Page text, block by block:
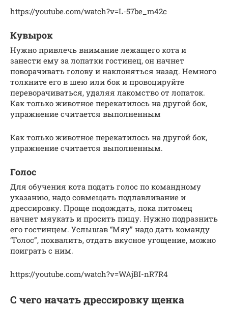
https://youtube.com/watch?v=L-57be_m42c
Кувырок
Нужно привлечь внимание лежащего кота и
занести ему за лопатки гостинец, он начнет
поворачивать голову и наклоняться назад. Немного
толкните его в шею или бок и провоцируйте
переворачиваться, удаляя лакомство от лопаток.
Как только животное перекатилось на другой бок,
упражнение считается выполненным
Как только животное перекатилось на другой бок,
упражнение считается выполненным.
Голос
Для обучения кота подать голос по командному
указанию, надо совмещать подлавливание и
дрессировку. Проще подождать, пока питомец
начнет мяукать и просить пищу. Нужно подразнить
его гостинцем. Услышав “Мяу” надо дать команду
“Голос”, похвалить, отдать вкусное угощение, можно
поиграть с ним.
https://youtube.com/watch?v=WAjBI-nR7R4
С чего начать дрессировку щенка